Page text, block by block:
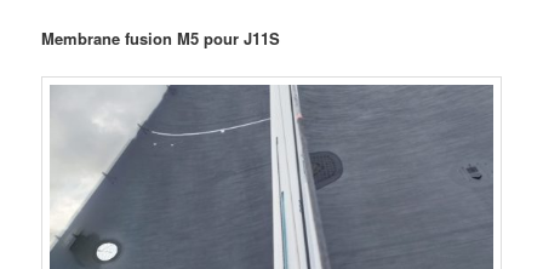
Membrane fusion M5 pour J11S